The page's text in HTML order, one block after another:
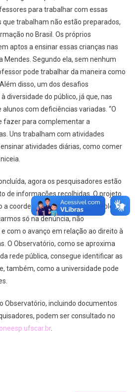
para trabalhar com essas
que trabalham não estão preparados,
no Brasil. Os próprios
aptos a ensinar essas crianças nas
Mendes. Segundo ela, sem nenhum
pode trabalhar da maneira como
disso, um dos desafios
diversidade do público, já que, nas
com deficiências variadas. “O
fazer para complementar a
Uns trabalham com atividades
atividades diárias, como comer
agora os pesquisadores estão
de informações recolhidas. O projeto
a coordenadora, é apontar o problema
só na denúncia, não
com o avanço em relação ao direito à
O Observatório, como se aproxima
rede pública, consegue identificar as
também, como a universidade pode
Observatório, incluindo documentos
podem ser consultado no
.